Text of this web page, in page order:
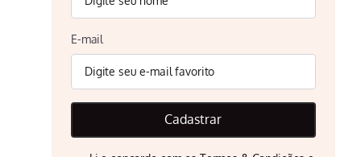
E-mail
Cadastrar